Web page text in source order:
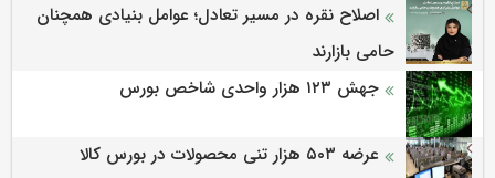
اصلاح نقره در مسیر تعادل؛ عوامل بنیادی همچنان
حامی بازارند
جهش ۱۲۳ هزار واحدی شاخص بورس
عرضه ۵۰۳ هزار تنی محصولات در بورس کالا